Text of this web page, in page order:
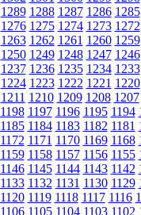
1289 1288 1287 1286 1285
1276 1275 1274 1273 1272
1263 1262 1261 1260 1259
1250 1249 1248 1247 1246
1237 1236 1235 1234 1233
1224 1223 1222 1221 1220
1211 1210 1209 1208 1207
1198 1197 1196 1195 1194
1185 1184 1183 1182 1181
1172 1171 1170 1169 1168
1159 1158 1157 1156 1155
1146 1145 1144 1143 1142
1133 1132 1131 1130 1129
1120 1119 1118 1117 1116
1106 1105 1104 1103 1102